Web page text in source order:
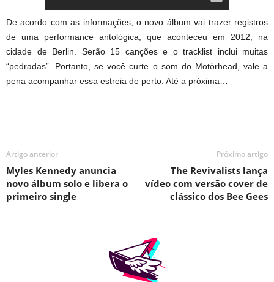
De acordo com as informações, o novo álbum vai trazer registros
de uma performance antológica, que aconteceu em 2012, na
cidade de Berlin. Serão 15 canções e o tracklist inclui muitas
“pedradas”. Portanto, se você curte o som do Motörhead, vale a
pena acompanhar essa estreia de perto. Até a próxima…
Artigo anterior
Myles Kennedy anuncia
novo álbum solo e libera o
primeiro single
Próximo artigo
The Revivalists lança
vídeo com versão cover de
clássico dos Bee Gees